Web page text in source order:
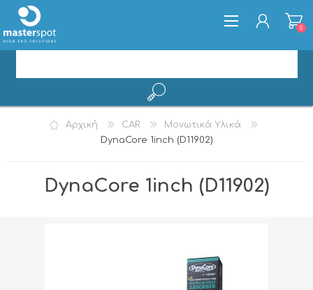
ΕΓΓΡΑΦΉ
0
Αρχική CAR
Μονωτικά Υλικά
DynaCore 1inch (D11902)
DynaCore 1inch (D11902)